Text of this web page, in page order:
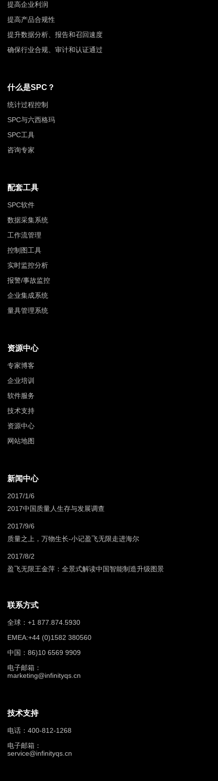
提高企业利润
提高产品合规性
提升数据分析、报告和召回速度
确保行业合规、审计和认证通过
什么是SPC？
统计过程控制
SPC与六西格玛
SPC工具
咨询专家
配套工具
SPC软件
数据采集系统
工作流管理
控制图工具
实时监控分析
报警/事故监控
企业集成系统
量具管理系统
资源中心
专家博客
企业培训
软件服务
技术支持
资源中心
网站地图
新闻中心
2017/1/6
2017中国质量人生存与发展调查
2017/9/6
质量之上，万物生长-小记盈飞无限走进海尔
2017/8/2
盈飞无限王金萍：全景式解读中国智能制造升级图景
联系方式
全球：+1 877.874.5930
EMEA:+44 (0)1582 380560
中国：86)10 6569 9909
电子邮箱：
marketing@infinityqs.cn
技术支持
电话：400-812-1268
电子邮箱：
service@infinityqs.cn